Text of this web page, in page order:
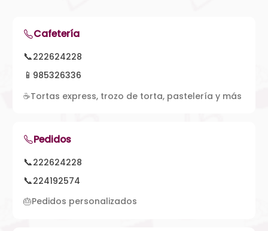
Cafetería
📞222624228
📱 985326336
☕Tortas express, trozo de torta, pastelería y más
Pedidos
📞222624228
📞224192574
🎂Pedidos personalizados